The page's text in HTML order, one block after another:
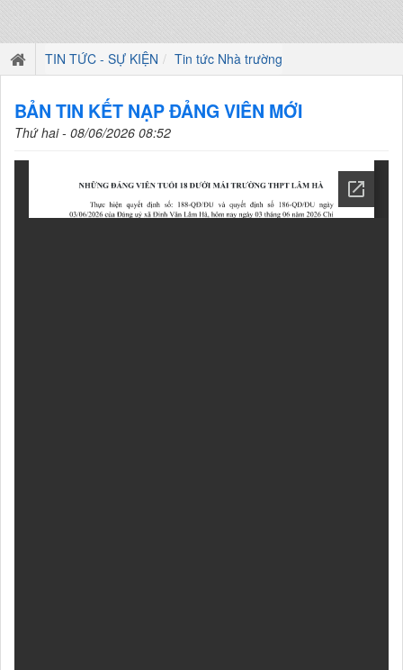
TIN TỨC - SỰ KIỆN Tin tức Nhà trường
BẢN TIN KẾT NẠP ĐẢNG VIÊN MỚI
Thứ hai - 08/06/2026 08:52